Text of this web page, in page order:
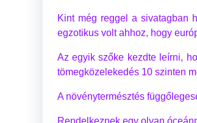
Kint még reggel a sivatagban
egzotikus volt ahhoz, hogy
Az egyik szőke kezdte leírni,
tömegközelekedés 10 szinten
A növénytermésztés